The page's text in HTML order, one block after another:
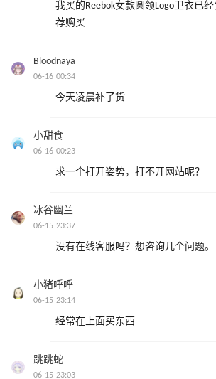
我买的Reebok女款圆领Logo卫衣已
荐购买
Bloodnaya
06-16 00:34
今天凌晨补了货
小甜食
06-16 00:23
求一个打开姿势，打不开网站呢？
冰谷幽兰
06-15 23:37
没有在线客服吗？想咨询几个问题。
小猪呼呼
06-15 23:14
经常在上面买东西
跳跳蛇
06-15 23:03